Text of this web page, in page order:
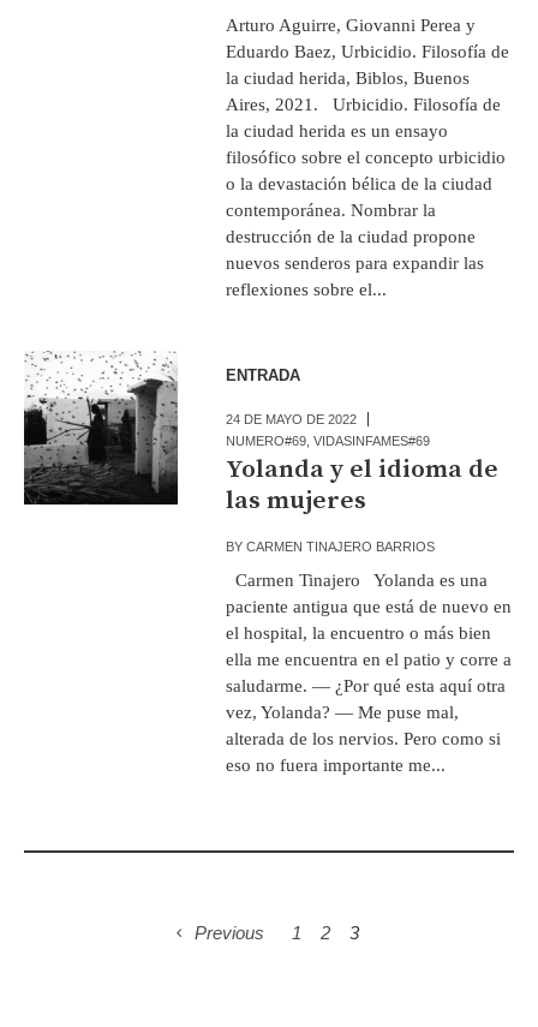
Arturo Aguirre, Giovanni Perea y
Eduardo Baez, Urbicidio. Filosofía de
la ciudad herida, Biblos, Buenos
Aires, 2021. Urbicidio. Filosofía de
la ciudad herida es un ensayo
filosófico sobre el concepto urbicidio
o la devastación bélica de la ciudad
contemporánea. Nombrar la
destrucción de la ciudad propone
nuevos senderos para expandir las
reflexiones sobre el...
ENTRADA
24 DE MAYO DE 2022
NUMERO#69 ,VIDASINFAMES#69
Yolanda y el idioma de
las mujeres
BYCARMEN TINAJERO BARRIOS
Carmen Tinajero Yolanda es una
paciente antigua que está de nuevo en
el hospital, la encuentro o más bien
ella me encuentra en el patio y corre a
saludarme. — ¿Por qué esta aquí otra
vez, Yolanda? — Me puse mal,
alterada de los nervios. Pero como si
eso no fuera importante me...
Previous 1 2 3